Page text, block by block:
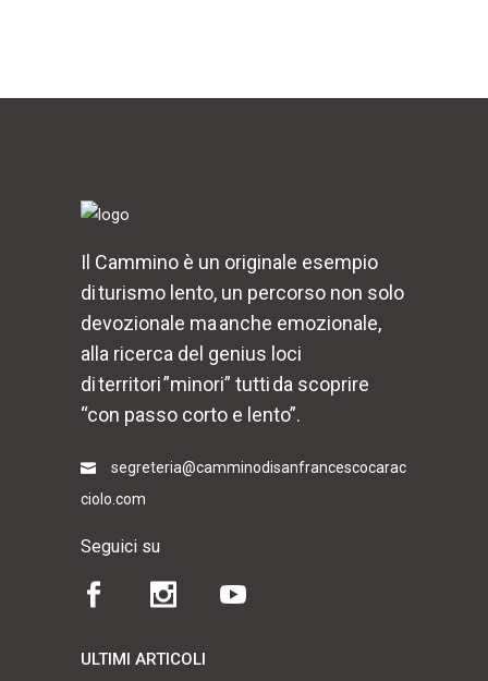
Il Cammino è un originale esempio
di turismo lento, un percorso non solo
devozionale ma anche emozionale,
alla ricerca del genius loci
di territori ”minori” tutti da scoprire
“con passo corto e lento”.
segreteria@camminodisanfrancescocarac
ciolo.com
Seguici su
ULTIMI ARTICOLI